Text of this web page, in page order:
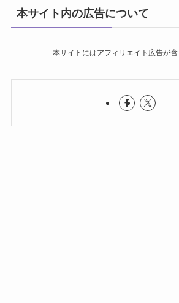
本サイト内の広告について
本サイトにはアフィリエイト広告が